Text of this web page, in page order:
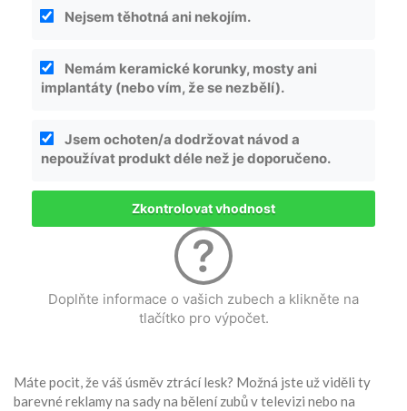
Nejsem těhotná ani nekojím.
Nemám keramické korunky, mosty ani
implantáty (nebo vím, že se nezbělí).
Jsem ochoten/a dodržovat návod a
nepoužívat produkt déle než je doporučeno.
Zkontrolovat vhodnost
Doplňte informace o vašich zubech a klikněte na
tlačítko pro výpočet.
Máte pocit, že váš úsměv ztrácí lesk? Možná jste už viděli ty
barevné reklamy na sady na bělení zubů v televizi nebo na